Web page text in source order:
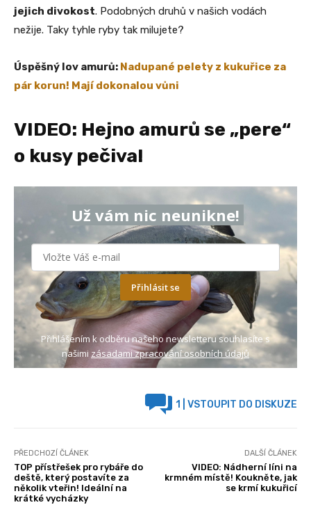
jejich divokost. Podobných druhů v našich vodách
nežije. Taky tyhle ryby tak milujete?
Úspěšný lov amurů: Nadupané pelety z kukuřice za
pár korun! Mají dokonalou vůni
VIDEO: Hejno amurů se „pere“
o kusy pečiva!
Už vám nic neunikne!
Přihlásit se
Přihlášením k odběru našeho newsletteru souhlasíte s
našimi zásadami zpracování osobních údajů
1 | VSTOUPIT DO DISKUZE
PŘEDCHOZÍ ČLÁNEK
TOP přístřešek pro rybáře do
deště, který postavíte za
několik vteřin! Ideální na
krátké vycházky
DALŠÍ ČLÁNEK
VIDEO: Nádherní líni na
krmném místě! Koukněte, jak
se krmí kukuřicí